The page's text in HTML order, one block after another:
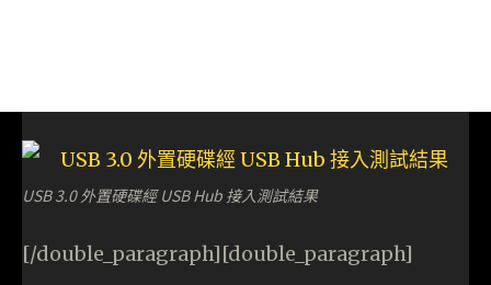
USB 3.0 外置硬碟經 USB Hub 接入測試結果
[/double_paragraph][double_paragraph]